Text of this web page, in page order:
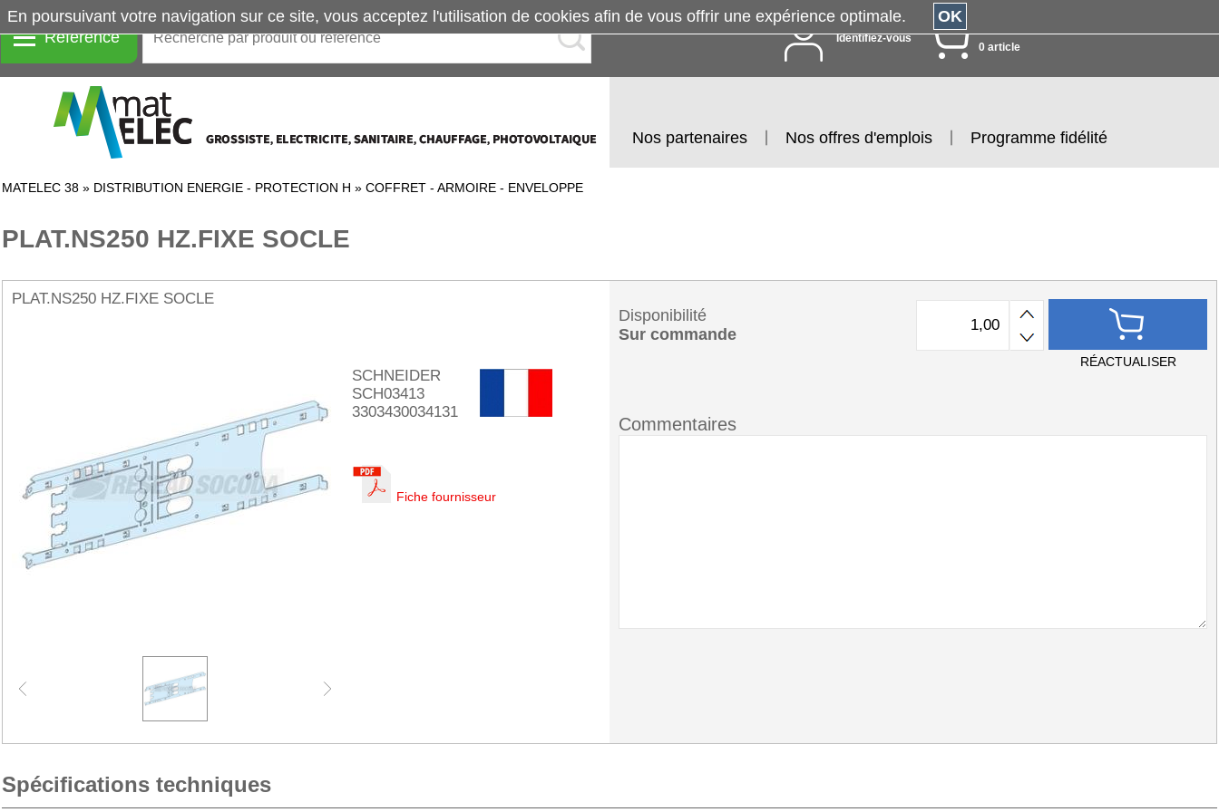
Référence Identifiez-vous
0 article
Nos partenaires Nos offres d'emplois Programme fidélité
MATELEC 38 » DISTRIBUTION ENERGIE - PROTECTION H » COFFRET - ARMOIRE - ENVELOPPE
PLAT.NS250 HZ.FIXE SOCLE
PLAT.NS250 HZ.FIXE SOCLE
SCHNEIDER
SCH03413
3303430034131
Fiche fournisseur
Disponibilité
Sur commande
RÉACTUALISER
Commentaires
Spécifications techniques
En poursuivant votre navigation sur ce site, vous acceptez l'utilisation de cookies afin de vous offrir une expérience optimale. OK